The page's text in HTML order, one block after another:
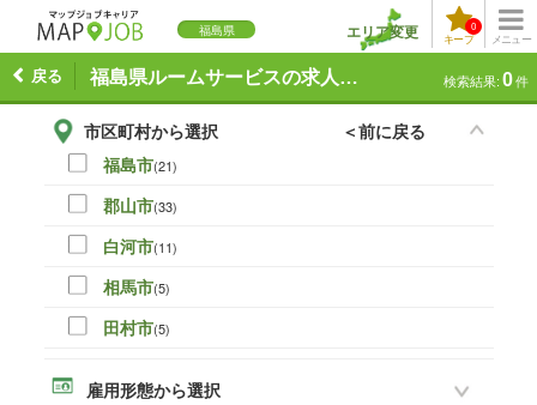
福島県
メニュー
キープ
0
エリア変更
福島県ルームサービスの求人一覧
戻る 検索結果: 0件
市区町村から選択
＜前に戻る
福島市(21)
郡山市(33)
白河市(11)
相馬市(5)
田村市(5)
雇用形態から選択